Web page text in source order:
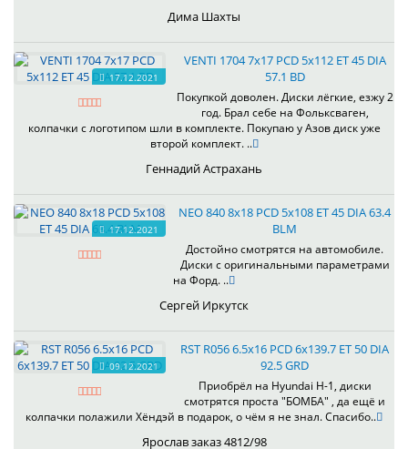
Дима Шахты
17.12.2021
VENTI 1704 7x17 PCD 5x112 ET 45 DIA
57.1 BD
Покупкой доволен. Диски лёгкие, езжу 2
год. Брал себе на Фольксваген,
колпачки с логотипом шли в комплекте. Покупаю у Азов диск уже
второй комплект. ..
Геннадий Астрахань
17.12.2021
NEO 840 8x18 PCD 5x108 ET 45 DIA 63.4
BLM
Достойно смотрятся на автомобиле.
Диски с оригинальными параметрами
на Форд. ..
Сергей Иркутск
09.12.2021
RST R056 6.5x16 PCD 6x139.7 ET 50 DIA
92.5 GRD
Приобрёл на Hyundai H-1, диски
смотрятся проста "БОМБА" , да ещё и
колпачки полажили Хёндэй в подарок, о чём я не знал. Спасибо..
Ярослав заказ 4812/98